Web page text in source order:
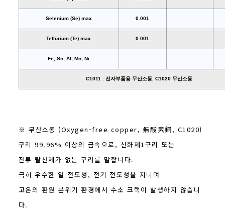
Selenium (Se) max 0.001
Tellurium (Te) max 0.001
Fe, Sn, Al, Mn, Ni –
C1011 : 전자부품용 무산소동, C1020 무산소동
※ 무산소동 (Oxygen-free copper, 無酸素銅, C1020)
구리 99.96% 이상의 금속으로, 산화제1구리 또는
잔류 탈산제가 없는 구리를 말합니다.
극히 우수한 열 전도성, 전기 전도성을 지니며
고온의 환원 분위기 환경에서 수소 크랙이 발생하지 않습니
다.